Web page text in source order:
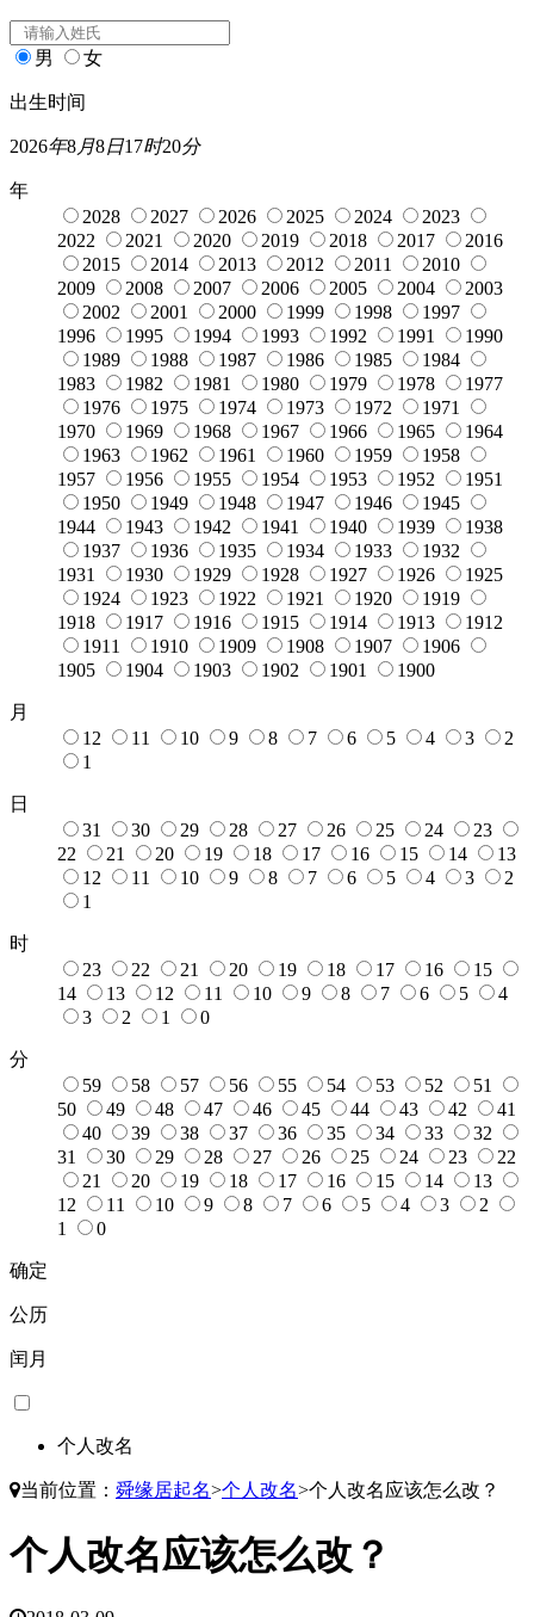
男 女
出生时间
2026年8月8日17时20分
年
2028
2027 2026 2025 2024
2023
2022
2021 2020 2019 2018 2017
2016
2015
2014 2013 2012 2011
2010
2009
2008 2007 2006 2005 2004
2003
2002
2001 2000 1999 1998
1997
1996
1995 1994 1993 1992 1991
1990
1989
1988 1987 1986 1985
1984
1983
1982 1981 1980 1979 1978
1977
1976
1975 1974 1973 1972
1971
1970
1969 1968 1967 1966 1965
1964
1963
1962 1961 1960 1959
1958
1957
1956 1955 1954 1953 1952
1951
1950
1949 1948 1947 1946
1945
1944
1943 1942 1941 1940 1939
1938
1937
1936 1935 1934 1933
1932
1931
1930 1929 1928 1927 1926
1925
1924
1923 1922 1921 1920
1919
1918
1917 1916 1915 1914 1913
1912
1911
1910 1909 1908 1907
1906
1905
1904 1903 1902 1901 1900
月
12
11 10 9 8 7 6 5 4 3
2
1
日
31
30 29 28 27 26 25 24
23
22
21 20 19 18 17 16 15 14
13
12
11 10 9 8 7 6 5 4 3
2
1
时
23
22 21 20 19 18 17 16
15
14
13 12 11 10 9 8 7 6 5
4
3
2 1 0
分
59
58 57 56 55 54 53 52
51
50
49 48 47 46 45 44 43 42
41
40
39 38 37 36 35 34 33
32
31
30 29 28 27 26 25 24 23
22
21
20 19 18 17 16 15 14
13
12
11 10 9 8 7 6 5 4 3
2
1
0
确定
公历
闰月
个人改名
当前位置： 舜缘居起名>个人改名>个人改名应该怎么改？
个人改名应该怎么改？